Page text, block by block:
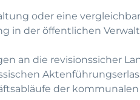
oder eine
in der öffentlichen
an die revisionssicher
der